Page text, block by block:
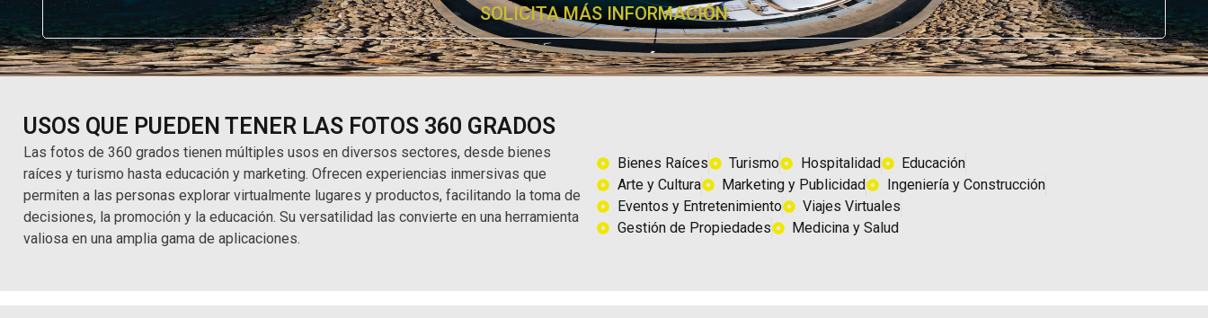
SOLICITA MÁS INFORMACIÓN
USOS QUE PUEDEN TENER LAS FOTOS 360 GRADOS
Las fotos de 360 grados tienen múltiples usos en diversos sectores, desde bienes
raíces y turismo hasta educación y marketing. Ofrecen experiencias inmersivas que
permiten a las personas explorar virtualmente lugares y productos, facilitando la toma de
decisiones, la promoción y la educación. Su versatilidad las convierte en una herramienta
valiosa en una amplia gama de aplicaciones.
Bienes Raíces Turismo Hospitalidad
Educación
Arte y Cultura
Marketing y Publicidad
Ingeniería y Construcción
Eventos y Entretenimiento
Viajes Virtuales
Gestión de Propiedades
Medicina y Salud